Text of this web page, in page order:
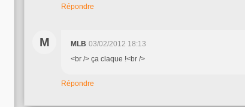
Répondre
M MLB 03/02/2012 18:13
<br /> ça claque !<br />
Répondre